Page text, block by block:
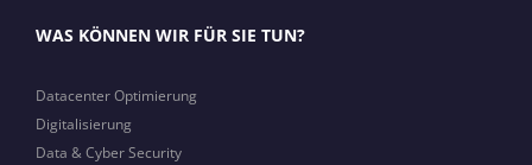
WAS KÖNNEN WIR FÜR SIE TUN?
Datacenter Optimierung
Digitalisierung
Data & Cyber Security